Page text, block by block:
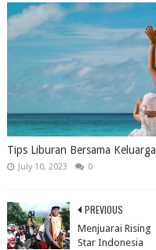
Tips Liburan Bersama Keluarga
July 10, 2023 0
PREVIOUS
Menjuarai Rising
Star Indonesia